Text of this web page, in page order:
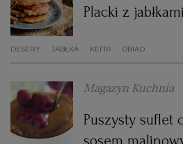
Placki z
DESERY JABŁKA KEFIR OBIAD
Magazyn Kuchnia
Puszysty suflet
sosem